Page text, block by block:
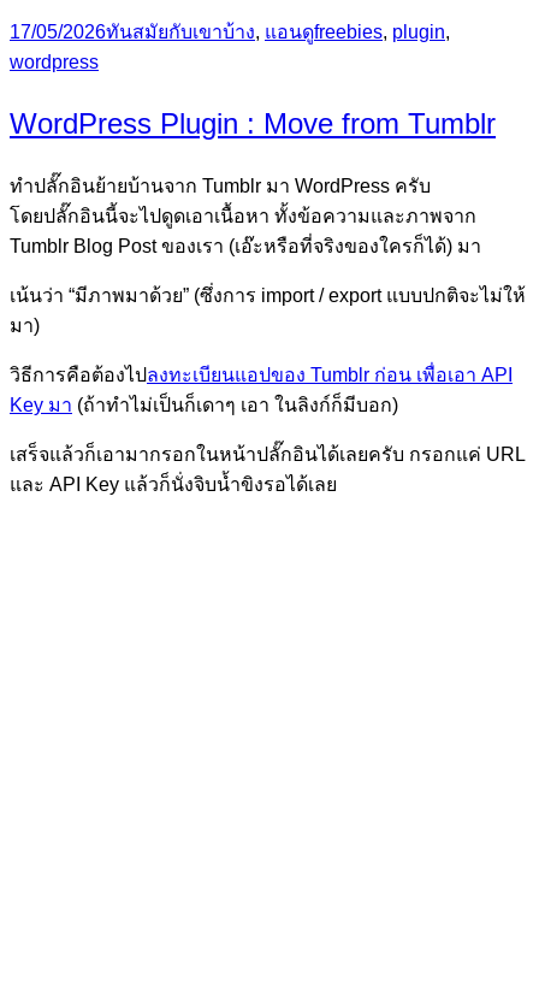
Posted
on
17/05/2026Categories
ทันสมัยกับเขาบ้าง, แอนดูTags
freebies, plugin,
wordpress
WordPress Plugin : Move from Tumblr
ทำปลั๊กอินย้ายบ้านจาก Tumblr มา WordPress ครับ
โดยปลั๊กอินนี้จะไปดูดเอาเนื้อหา ทั้งข้อความและภาพจาก
Tumblr Blog Post ของเรา (เอ๊ะหรือที่จริงของใครก็ได้) มา
เน้นว่า “มีภาพมาด้วย” (ซึ่งการ import / export แบบปกติจะไม่ให้
มา)
วิธีการคือต้องไปลงทะเบียนแอปของ Tumblr ก่อน เพื่อเอา API
Key มา (ถ้าทำไม่เป็นก็เดาๆ เอา ในลิงก์ก็มีบอก)
เสร็จแล้วก็เอามากรอกในหน้าปลั๊กอินได้เลยครับ กรอกแค่ URL
และ API Key แล้วก็นั่งจิบน้ำขิงรอได้เลย